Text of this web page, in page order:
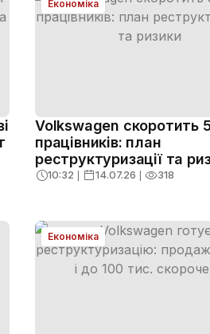
Економіка
Volkswagen скоротить
працівників: план
реструктуризації та
10:32 ❘ 14.07.26 ❘ 318
Економіка